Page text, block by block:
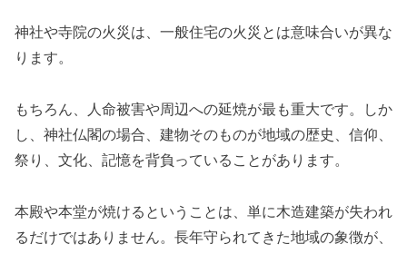
神社や寺院の火災は、一般住宅の火災とは意味合いが異な
ります。
もちろん、人命被害や周辺への延焼が最も重大です。しか
し、神社仏閣の場合、建物そのものが地域の歴史、信仰、
祭り、文化、記憶を背負っていることがあります。
本殿や本堂が焼けるということは、単に木造建築が失われ
るだけではありません。長年守られてきた地域の象徴が、